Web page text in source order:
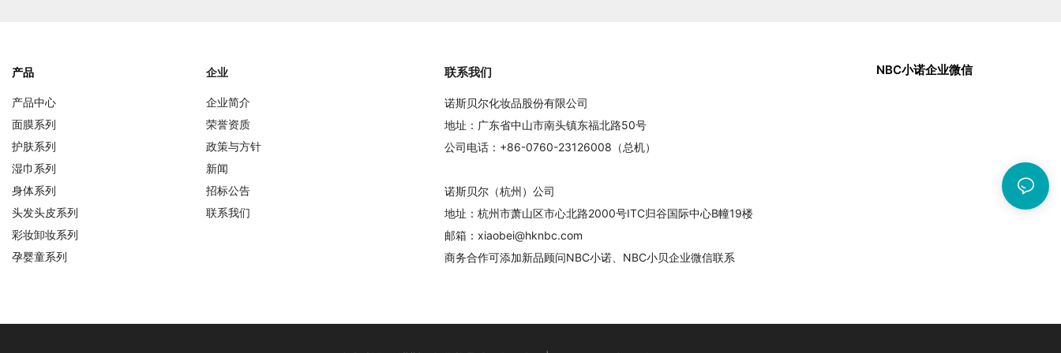
产品
产品中心
面膜系列
护肤系列
湿巾系列
身体系列
头发头皮系列
彩妆卸妆系列
孕婴童系列
企业
企业简介
荣誉资质
政策与方针
新闻
招标公告
联系我们
联系我们
诺斯贝尔化妆品股份有限公司
地址：广东省中山市南头镇东福北路50号
公司电话：+86-0760-23126008（总机）
诺斯贝尔（杭州）公司
地址：杭州市萧山区市心北路2000号ITC归谷国际中心B幢19楼
邮箱：xiaobei@hknbc.com
商务合作可添加新品顾问NBC小诺、NBC小贝企业微信联系
NBC小诺企业微信